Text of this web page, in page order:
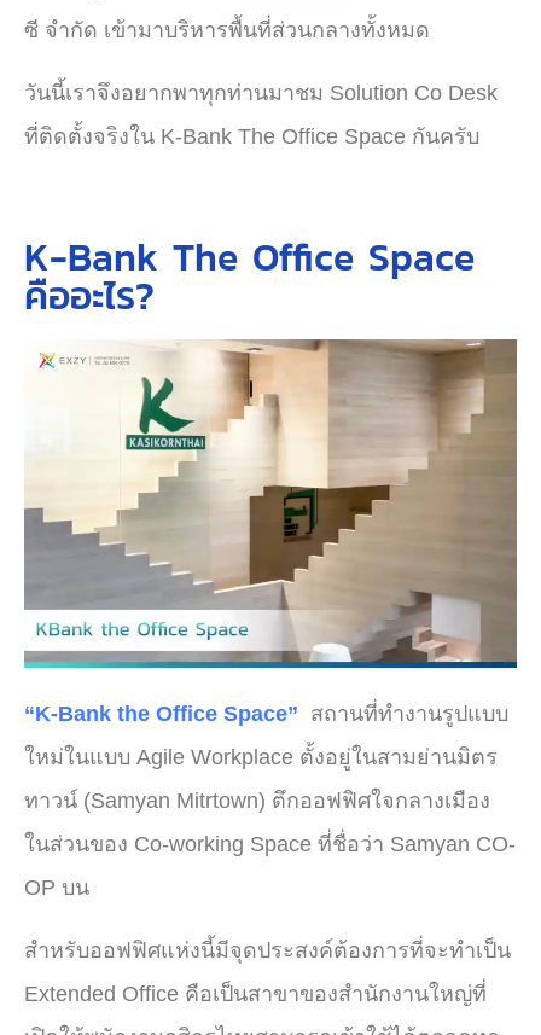
ซี จำกัด เข้ามาบริหารพื้นที่ส่วนกลางทั้งหมด
วันนี้เราจึงอยากพาทุกท่านมาชม Solution Co Desk
ที่ติดตั้งจริงใน K-Bank The Office Space กันครับ
K-Bank The Office Space
คืออะไร?
“K-Bank the Office Space” สถานที่ทำงานรูปแบบ
ใหม่ในแบบ Agile Workplace ตั้งอยู่ในสามย่านมิตร
ทาวน์ (Samyan Mitrtown) ตึกออฟฟิศใจกลางเมือง
ในส่วนของ Co-working Space ที่ชื่อว่า Samyan CO-
OP บน
สำหรับออฟฟิศแห่งนี้มีจุดประสงค์ต้องการที่จะทำเป็น
Extended Office คือเป็นสาขาของสำนักงานใหญ่ที่